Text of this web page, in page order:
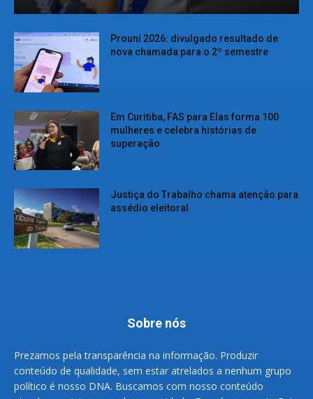
Prouni 2026: divulgado resultado de
nova chamada para o 2º semestre
Em Curitiba, FAS para Elas forma 100
mulheres e celebra histórias de
superação
Justiça do Trabalho chama atenção para
assédio eleitoral
Sobre nós
Prezamos pela transparência na informação. Produzir
conteúdo de qualidade, sem estar atrelados a nenhum grupo
político é nosso DNA. Buscamos com nosso conteúdo